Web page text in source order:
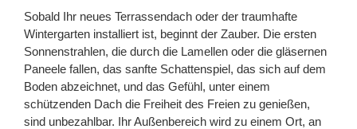
Sobald Ihr neues Terrassendach oder der traumhafte
Wintergarten installiert ist, beginnt der Zauber. Die ersten
Sonnenstrahlen, die durch die Lamellen oder die gläsernen
Paneele fallen, das sanfte Schattenspiel, das sich auf dem
Boden abzeichnet, und das Gefühl, unter einem
schützenden Dach die Freiheit des Freien zu genießen,
sind unbezahlbar. Ihr Außenbereich wird zu einem Ort, an